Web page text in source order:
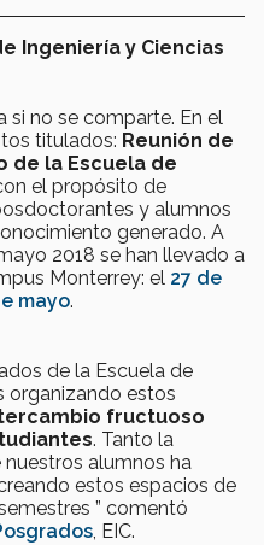
Ingeniería y Ciencias
si no se comparte. En el
titulados: Reunión de
de la Escuela de
el propósito de
y alumnos
generado. A
2018 se han llevado a
Monterrey: el 27 de
mayo.
de la Escuela de
organizando estos
fructuoso
. Tanto la
alumnos ha
estos espacios de
” comentó
, EIC.